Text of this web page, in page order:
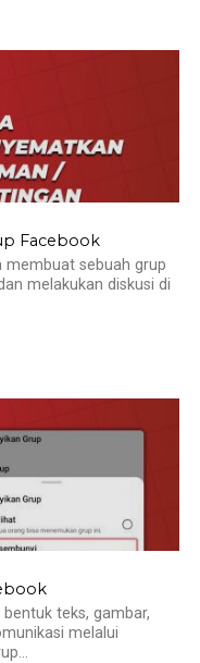
Facebook
membuat sebuah grup
melakukan diskusi di
teks, gambar,
melalui